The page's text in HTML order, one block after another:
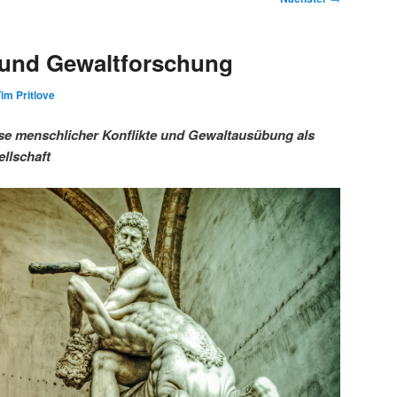
Gewaltforschung
Pritlove
menschlicher Konflikte und Gewaltausübung als